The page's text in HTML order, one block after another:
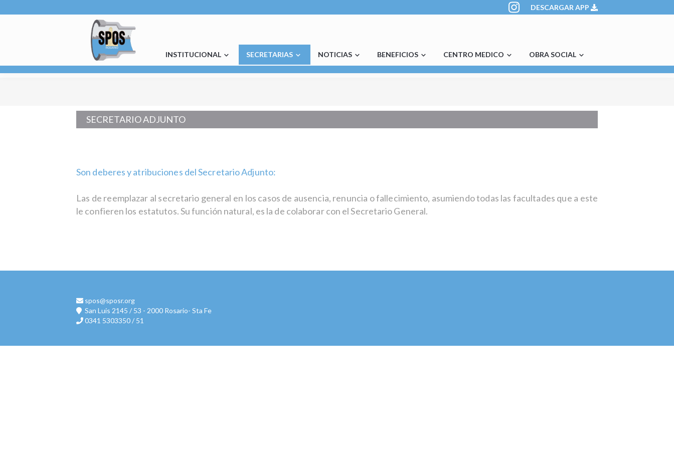
DESCARGAR APP
INSTITUCIONAL SECRETARIAS NOTICIAS BENEFICIOS CENTRO MEDICO OBRA SOCIAL
SECRETARIO ADJUNTO
Son deberes y atribuciones del Secretario Adjunto:
Las de reemplazar al secretario general en los casos de ausencia, renuncia o fallecimiento, asumiendo todas las facultades que a este
le confieren los estatutos. Su función natural, es la de colaborar con el Secretario General.
spos@sposr.org
San Luis 2145 / 53 - 2000 Rosario- Sta Fe
0341 5303350 / 51